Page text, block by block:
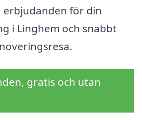
erbjudanden för din
i Linghem och snabbt
gratis och utan